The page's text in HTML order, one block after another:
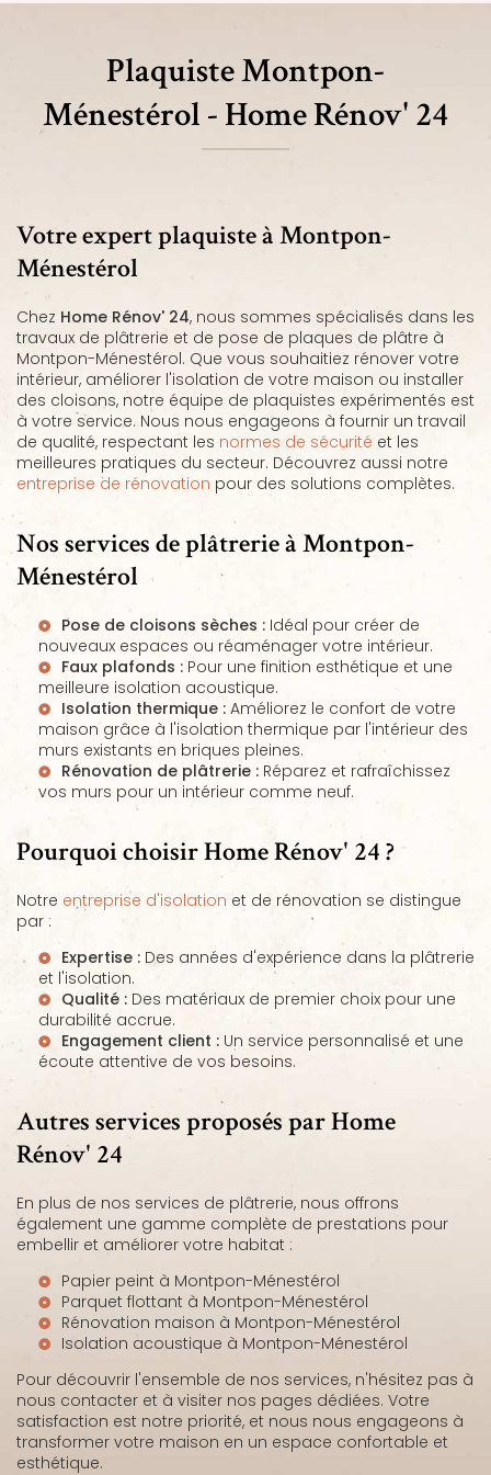
Plaquiste Montpon-
Ménestérol - Home Rénov' 24
Votre expert plaquiste à Montpon-
Ménestérol
Chez Home Rénov' 24, nous sommes spécialisés dans les
travaux de plâtrerie et de pose de plaques de plâtre à
Montpon-Ménestérol. Que vous souhaitiez rénover votre
intérieur, améliorer l'isolation de votre maison ou installer
des cloisons, notre équipe de plaquistes expérimentés est
à votre service. Nous nous engageons à fournir un travail
de qualité, respectant les normes de sécurité et les
meilleures pratiques du secteur. Découvrez aussi notre
entreprise de rénovation pour des solutions complètes.
Nos services de plâtrerie à Montpon-
Ménestérol
Pose de cloisons sèches : Idéal pour créer de
nouveaux espaces ou réaménager votre intérieur.
Faux plafonds : Pour une finition esthétique et une
meilleure isolation acoustique.
Isolation thermique : Améliorez le confort de votre
maison grâce à l'isolation thermique par l'intérieur des
murs existants en briques pleines.
Rénovation de plâtrerie : Réparez et rafraîchissez
vos murs pour un intérieur comme neuf.
Pourquoi choisir Home Rénov' 24 ?
Notre entreprise d'isolation et de rénovation se distingue
par :
Expertise : Des années d'expérience dans la plâtrerie
et l'isolation.
Qualité : Des matériaux de premier choix pour une
durabilité accrue.
Engagement client : Un service personnalisé et une
écoute attentive de vos besoins.
Autres services proposés par Home
Rénov' 24
En plus de nos services de plâtrerie, nous offrons
également une gamme complète de prestations pour
embellir et améliorer votre habitat :
Papier peint à Montpon-Ménestérol
Parquet flottant à Montpon-Ménestérol
Rénovation maison à Montpon-Ménestérol
Isolation acoustique à Montpon-Ménestérol
Pour découvrir l'ensemble de nos services, n'hésitez pas à
nous contacter et à visiter nos pages dédiées. Votre
satisfaction est notre priorité, et nous nous engageons à
transformer votre maison en un espace confortable et
esthétique.